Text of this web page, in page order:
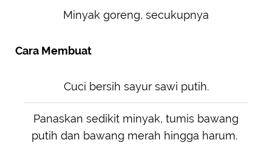
Minyak goreng, secukupnya
Cara Membuat
Cuci bersih sayur sawi putih.
Panaskan sedikit minyak, tumis bawang
putih dan bawang merah hingga harum.